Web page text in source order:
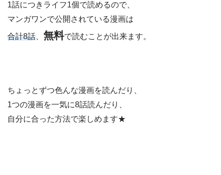
1話につきライフ1個で読めるので、
マンガワンで公開されている漫画は
合計8話 無料で読むことが出来ます。
ちょっとずつ色んな漫画を読んだり、
1つの漫画を一気に8話読んだり、
自分に合った方法で楽しめます★